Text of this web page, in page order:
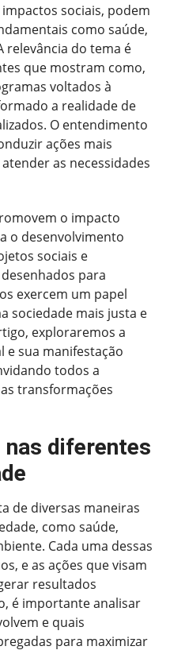
sociais, podem
como saúde,
relevância do tema é
que mostram como,
voltados à
a realidade de
O entendimento
ações mais
as necessidades
o impacto
o desenvolvimento
sociais e
para
exercem um papel
sociedade mais justa e
exploraremos a
e sua manifestação
todos a
transformações
diferentes
de diversas maneiras
como saúde,
Cada uma dessas
e as ações que visam
resultados
é importante analisar
e quais
para maximizar